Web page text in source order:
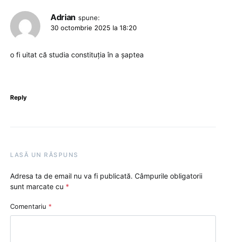
Adrian spune:
30 octombrie 2025 la 18:20
o fi uitat că studia constituția în a șaptea
Reply
LASĂ UN RĂSPUNS
Adresa ta de email nu va fi publicată. Câmpurile obligatorii
sunt marcate cu *
Comentariu *